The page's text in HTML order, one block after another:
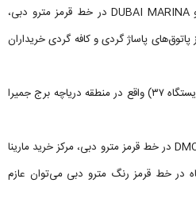
مهم‌ترین اماکن نزدیک ایستگاه مترو DUBAI MARINA در خط قرمز مترو دبی،
پاساژ گردی و کافه گردی خریداران
- ایستگاه مترو دی ام سی سی (کد ایستگاه ۳۷) واقع در منطقه دریاچه برج جمیرا
مهم‌ترین اماکن نزدیک به ایستگاه DMCC در خط قرمز مترو دبی، مرکز خرید مارینا
در خط قرمز رنگ مترو دبی می‌توان عازم